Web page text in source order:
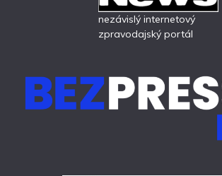
nezávislý internetový
zpravodajský portál